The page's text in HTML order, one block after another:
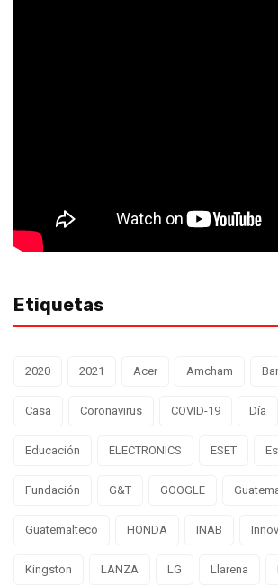
Etiquetas
2020 2021 Acer Amcham
Casa Coronavirus COVID-19 Día
Educación ELECTRONICS ESET
Fundación G&T GOOGLE
Guatemalteco HONDA INAB
Kingston LANZA LG Llarena